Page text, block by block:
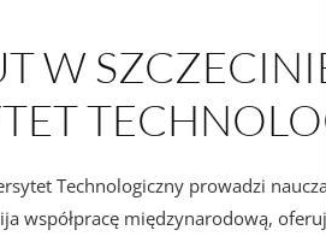
W
Technologiczny prowadzi
współpracę międzynarodową,